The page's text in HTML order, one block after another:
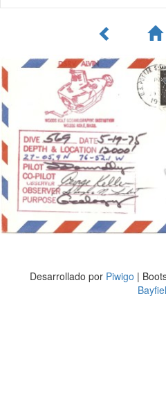
Desarrollado por Piwigo |